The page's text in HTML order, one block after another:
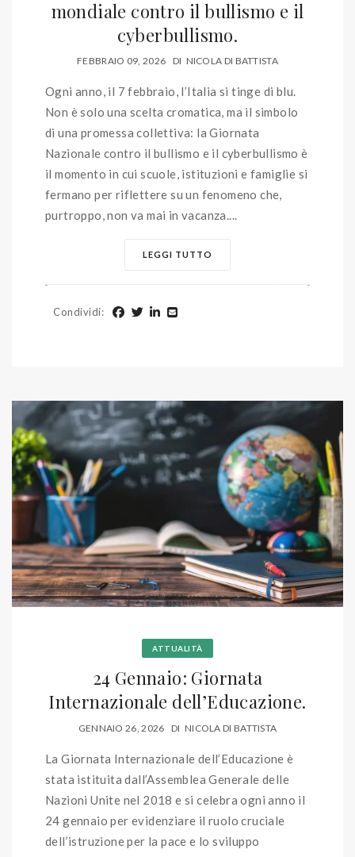
mondiale contro il bullismo e il
cyberbullismo.
FEBBRAIO 09, 2026 DI NICOLA DI BATTISTA
Ogni anno, il 7 febbraio, l’Italia si tinge di blu.
Non è solo una scelta cromatica, ma il simbolo
di una promessa collettiva: la Giornata
Nazionale contro il bullismo e il cyberbullismo è
il momento in cui scuole, istituzioni e famiglie si
fermano per riflettere su un fenomeno che,
purtroppo, non va mai in vacanza....
LEGGI TUTTO
Condividi:
ATTUALITÀ
24 Gennaio: Giornata
Internazionale dell’Educazione.
GENNAIO 26, 2026 DI NICOLA DI BATTISTA
La Giornata Internazionale dell’Educazione è
stata istituita dall’Assemblea Generale delle
Nazioni Unite nel 2018 e si celebra ogni anno il
24 gennaio per evidenziare il ruolo cruciale
dell’istruzione per la pace e lo sviluppo